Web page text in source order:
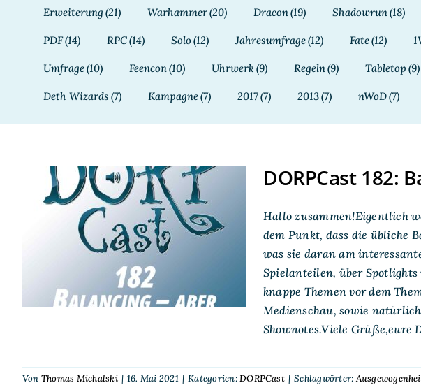
Erweiterung (21) Warhammer(20) Dracon(19) Shadowrun(18)
PDF(14) RPC(14) Solo(12) Jahresumfrage(12) Fate(12)
Umfrage(10) Feencon(10) Uhrwerk(9) Regeln(9) Tabletop (9)
Deth Wizards (7) Kampagne(7) 2017(7) 2013(7) nWoD(7)
DORPCast 182:
Balancing – aber anders
als ihr denkt
DORPCast 182:
Hallo zusammen!Eigentlich
dem Punkt, dass die übliche
was sie daran am
Spielanteilen, über
knappe Themen vor dem
Medienschau, sowie
Shownotes.Viele Grüße,eure
Von Thomas Michalski | 16. Mai 2021 | Kategorien:DORPCast | Schlagwörter: